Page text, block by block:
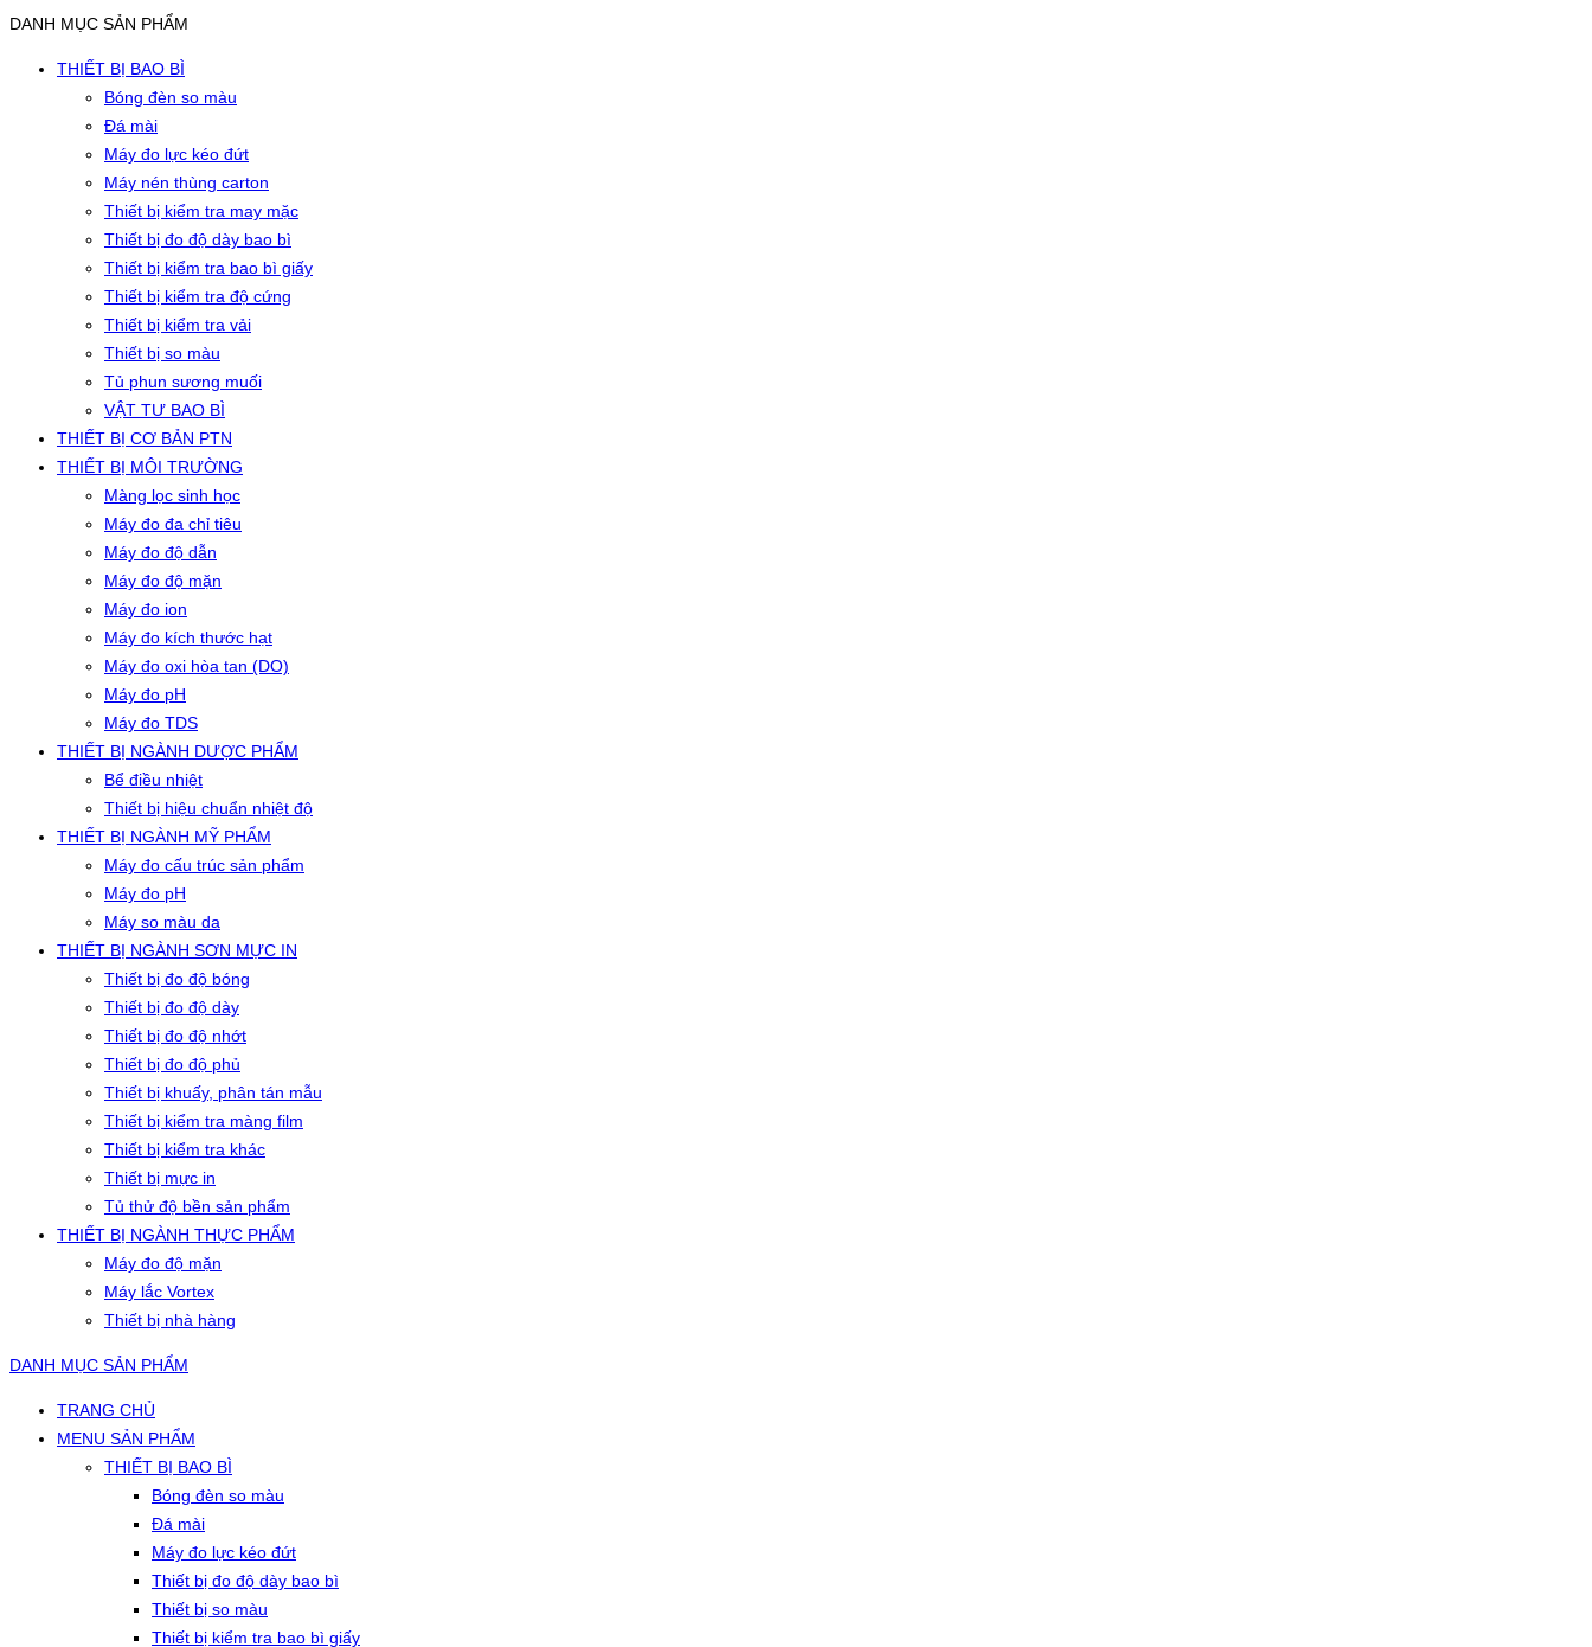
DANH MỤC SẢN PHẨM
THIẾT BỊ BAO BÌ
Bóng đèn so màu
Đá mài
Máy đo lực kéo đứt
Máy nén thùng carton
Thiết bị kiểm tra may mặc
Thiết bị đo độ dày bao bì
Thiết bị kiểm tra bao bì giấy
Thiết bị kiểm tra độ cứng
Thiết bị kiểm tra vải
Thiết bị so màu
Tủ phun sương muối
VẬT TƯ BAO BÌ
THIẾT BỊ CƠ BẢN PTN
THIẾT BỊ MÔI TRƯỜNG
Màng lọc sinh học
Máy đo đa chỉ tiêu
Máy đo độ dẫn
Máy đo độ mặn
Máy đo ion
Máy đo kích thước hạt
Máy đo oxi hòa tan (DO)
Máy đo pH
Máy đo TDS
THIẾT BỊ NGÀNH DƯỢC PHẨM
Bể điều nhiệt
Thiết bị hiệu chuẩn nhiệt độ
THIẾT BỊ NGÀNH MỸ PHẨM
Máy đo cấu trúc sản phẩm
Máy đo pH
Máy so màu da
THIẾT BỊ NGÀNH SƠN MỰC IN
Thiết bị đo độ bóng
Thiết bị đo độ dày
Thiết bị đo độ nhớt
Thiết bị đo độ phủ
Thiết bị khuấy, phân tán mẫu
Thiết bị kiểm tra màng film
Thiết bị kiểm tra khác
Thiết bị mực in
Tủ thử độ bền sản phẩm
THIẾT BỊ NGÀNH THỰC PHẨM
Máy đo độ mặn
Máy lắc Vortex
Thiết bị nhà hàng
DANH MỤC SẢN PHẨM
TRANG CHỦ
MENU SẢN PHẨM
THIẾT BỊ BAO BÌ
Bóng đèn so màu
Đá mài
Máy đo lực kéo đứt
Thiết bị đo độ dày bao bì
Thiết bị so màu
Thiết bị kiểm tra bao bì giấy